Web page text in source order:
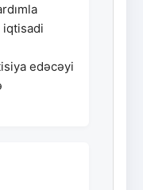
iqtisadi
edəcəyi